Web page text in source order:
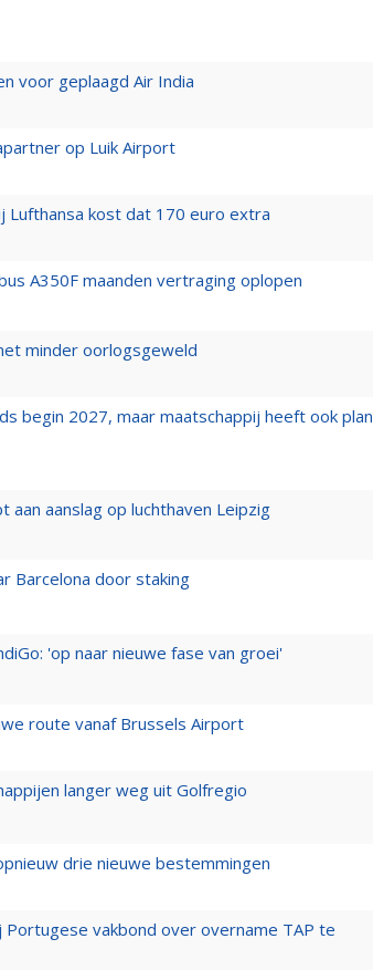
voor geplaagd Air India
op Luik Airport
Lufthansa kost dat 170 euro extra
A350F maanden vertraging oplopen
minder oorlogsgeweld
begin 2027, maar maatschappij heeft ook plan
aanslag op luchthaven Leipzig
Barcelona door staking
'op naar nieuwe fase van groei'
route vanaf Brussels Airport
langer weg uit Golfregio
drie nieuwe bestemmingen
vakbond over overname TAP te